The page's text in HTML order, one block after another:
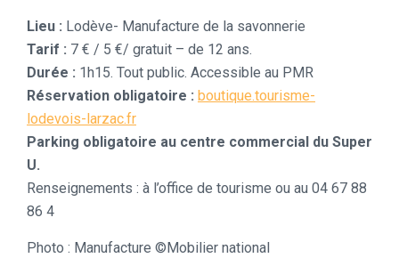
Lieu : Lodève- Manufacture de la savonnerie
Tarif : 7 € / 5 €/ gratuit – de 12 ans.
Durée : 1h15. Tout public. Accessible au PMR
Réservation obligatoire : boutique.tourisme-
lodevois-larzac.fr
Parking obligatoire au centre commercial du Super
U.
Renseignements : à l’office de tourisme ou au 04 67 88
86 4
Photo : Manufacture ©Mobilier national